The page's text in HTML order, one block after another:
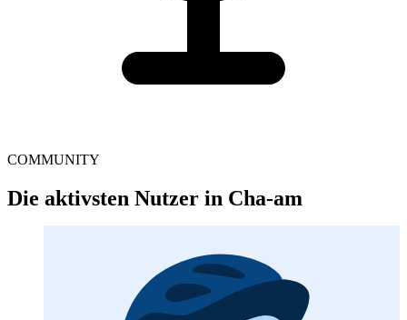
COMMUNITY
Die aktivsten Nutzer in Cha-am